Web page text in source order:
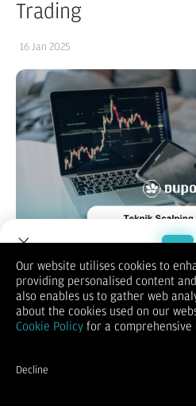
Trading
16 Jan 2025
Teknik scalping adalah strategi
pembukaan dan penutupan
seringkali hanya dalam hitungan
Salah satu alat analisis teknis
Welcome to
Trade with a
Our website utilises cookies to
providing personalised content
also enables us to gather web
about the cookies used on our
Cookie Policy for a comprehensive
Decline